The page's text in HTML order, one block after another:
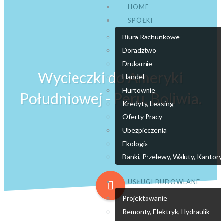
HOME
SPÓŁKI
Biura Rachunkowe
Doradztwo
Drukarnie
Handel
Hurtownie
Kredyty, Leasing
Oferty Pracy
Ubezpieczenia
Ekologia
Banki, Przelewy, Waluty,
USŁUGI BUDOWLANE
Projektowanie
Remonty, Elektryk, Hydraulik
Wycieczki do Ameryki
Południowej - Peru, Boliwia.